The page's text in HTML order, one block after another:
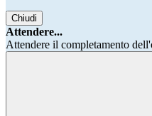
Chiudi
Attendere...
Attendere il completamento